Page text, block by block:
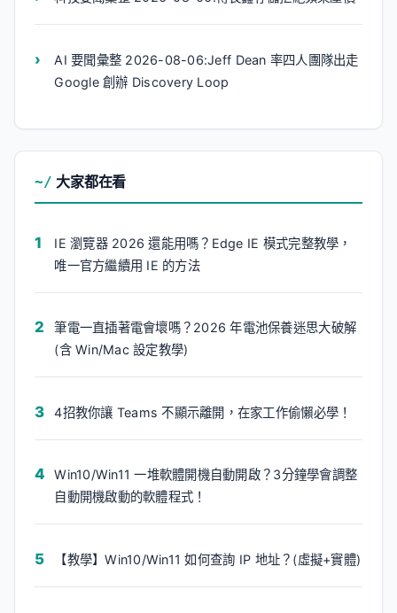
AI 要聞彙整 2026-08-06:Jeff Dean 率四人團隊出走
Google 創辦 Discovery Loop
大家都在看
IE 瀏覽器 2026 還能用嗎？Edge IE 模式完整教學，
唯一官方繼續用 IE 的方法
筆電一直插著電會壞嗎？2026 年電池保養迷思大破解
(含 Win/Mac 設定教學)
4招教你讓 Teams 不顯示離開，在家工作偷懶必學！
Win10/Win11 一堆軟體開機自動開啟？3分鐘學會調整
自動開機啟動的軟體程式！
【教學】Win10/Win11 如何查詢 IP 地址？(虛擬+實體)